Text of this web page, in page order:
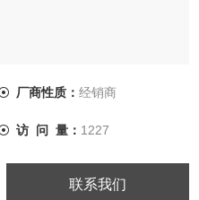
厂商性质： 经销商
访 问 量： 1227
联系我们